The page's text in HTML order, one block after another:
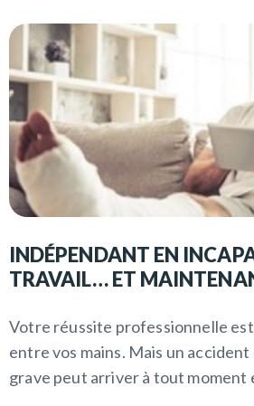
INDÉPENDANT EN
TRAVAIL… ET
Votre réussite professionnelle
entre vos mains. Mais un accident
grave peut arriver à tout moment